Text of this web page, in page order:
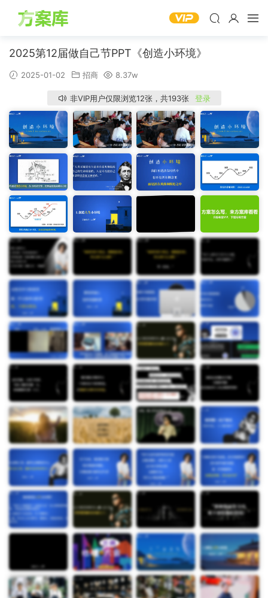
2025第12届做自己节PPT《创造小环境》
2025-01-02 招商 8.37w
非VIP用户仅限浏览12张，共193张 登录